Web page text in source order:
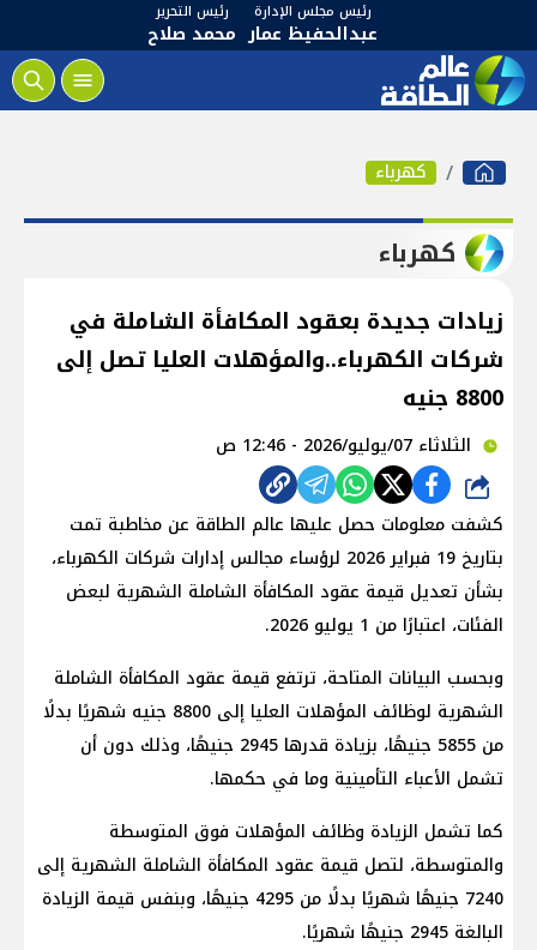
رئيس مجلس الإدارة
عبدالحفيظ عمار
رئيس التحرير
محمد صلاح
كهرباء
كهرباء
زيادات جديدة بعقود المكافأة الشاملة في
شركات الكهرباء..والمؤهلات العليا تصل إلى
8800 جنيه
الثلاثاء 07/يوليو/2026 - 12:46 ص
شارك
كشفت معلومات حصل عليها عالم الطاقة عن مخاطبة تمت
بتاريخ 19 فبراير 2026 لرؤساء مجالس إدارات شركات الكهرباء،
بشأن تعديل قيمة عقود المكافأة الشاملة الشهرية لبعض
الفئات، اعتبارًا من 1 يوليو 2026.
وبحسب البيانات المتاحة، ترتفع قيمة عقود المكافأة الشاملة
الشهرية لوظائف المؤهلات العليا إلى 8800 جنيه شهريًا بدلًا
من 5855 جنيهًا، بزيادة قدرها 2945 جنيهًا، وذلك دون أن
تشمل الأعباء التأمينية وما في حكمها.
كما تشمل الزيادة وظائف المؤهلات فوق المتوسطة
والمتوسطة، لتصل قيمة عقود المكافأة الشاملة الشهرية إلى
7240 جنيهًا شهريًا بدلًا من 4295 جنيهًا، وبنفس قيمة الزيادة
البالغة 2945 جنيهًا شهريًا.